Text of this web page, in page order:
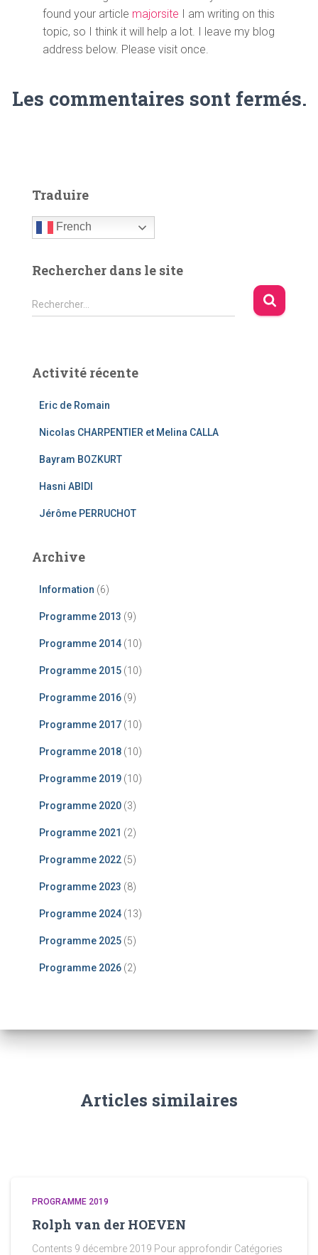
found your article majorsite I am writing on this
topic, so I think it will help a lot. I leave my blog
address below. Please visit once.
Les commentaires sont fermés.
Traduire
French
Rechercher dans le site
R
e
r
Rechercher…
Activité récente
Eric de Romain
Nicolas CHARPENTIER et Melina CALLA
Bayram BOZKURT
Hasni ABIDI
Jérôme PERRUCHOT
Archive
Information (6)
Programme 2013 (9)
Programme 2014 (10)
Programme 2015 (10)
Programme 2016 (9)
Programme 2017 (10)
Programme 2018 (10)
Programme 2019 (10)
Programme 2020 (3)
Programme 2021 (2)
Programme 2022 (5)
Programme 2023 (8)
Programme 2024 (13)
Programme 2025 (5)
Programme 2026 (2)
Articles similaires
PROGRAMME 2019
Rolph van der HOEVEN
Contents 9 décembre 2019 Pour approfondir Catégories